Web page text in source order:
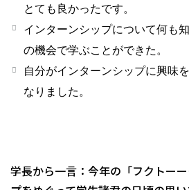
とても良かったです。
インターンシップについて何も
の機会で学ぶことができた。
自分がインターンシップに興味
なりました。
学長から一言：今年の「フクトー